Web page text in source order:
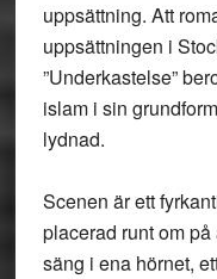
uppsättning. Att
uppsättningen i
”Underkastelse”
islam i sin
lydnad.
Scenen är ett
placerad runt om
säng i ena hörnet,